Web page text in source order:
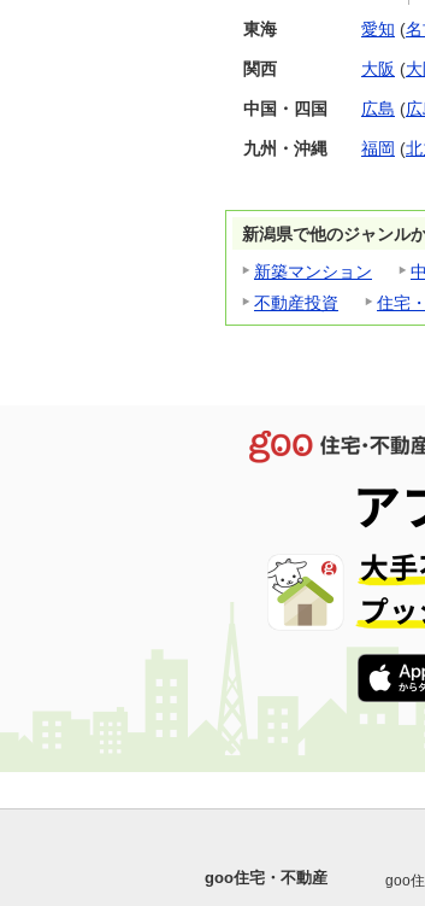
東海 愛知 (
関西 大阪 (
中国・四国 広島 (
九州・沖縄 福岡 (
新潟県で他のジャンル
新築マンション
不動産投資
住宅
goo住宅・不動産 goo